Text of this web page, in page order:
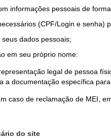
informações pessoais de
(CPF/Login e senha)
dados pessoais;
em seu próprio nome:
legal de pessoa
a documentação específica
caso de reclamação de MEI,
do site